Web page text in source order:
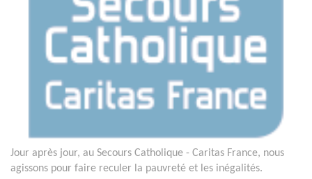
Jour après jour, au Secours Catholique - Caritas France, nous
agissons pour faire reculer la pauvreté et les inégalités.